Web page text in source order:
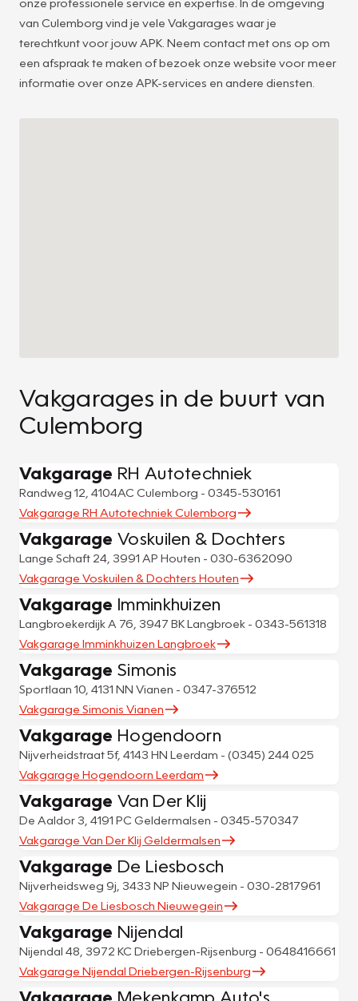
van Culemborg vind je vele Vakgarages waar je
terechtkunt voor jouw APK. Neem contact met ons op om
een afspraak te maken of bezoek onze website voor meer
informatie over onze APK-services en andere diensten.
26
Vakgarages in de buurt van
Culemborg
Vakgarage RH Autotechniek
Randweg 12, 4104AC Culemborg - 0345-530161
Vakgarage RH Autotechniek Culemborg
Vakgarage Voskuilen & Dochters
Lange Schaft 24, 3991 AP Houten - 030-6362090
Vakgarage Voskuilen & Dochters Houten
Vakgarage Imminkhuizen
Langbroekerdijk A 76, 3947 BK Langbroek - 0343-561318
Vakgarage Imminkhuizen Langbroek
Vakgarage Simonis
Sportlaan 10, 4131 NN Vianen - 0347-376512
Vakgarage Simonis Vianen
Vakgarage Hogendoorn
Nijverheidstraat 5f, 4143 HN Leerdam - (0345) 244 025
Vakgarage Hogendoorn Leerdam
Vakgarage Van Der Klij
De Aaldor 3, 4191 PC Geldermalsen - 0345-570347
Vakgarage Van Der Klij Geldermalsen
Vakgarage De Liesbosch
Nijverheidsweg 9j, 3433 NP Nieuwegein - 030-2817961
Vakgarage De Liesbosch Nieuwegein
Vakgarage Nijendal
Nijendal 48, 3972 KC Driebergen-Rijsenburg - 0648416661
Vakgarage Nijendal Driebergen-Rijsenburg
Vakgarage Mekenkamp Auto's